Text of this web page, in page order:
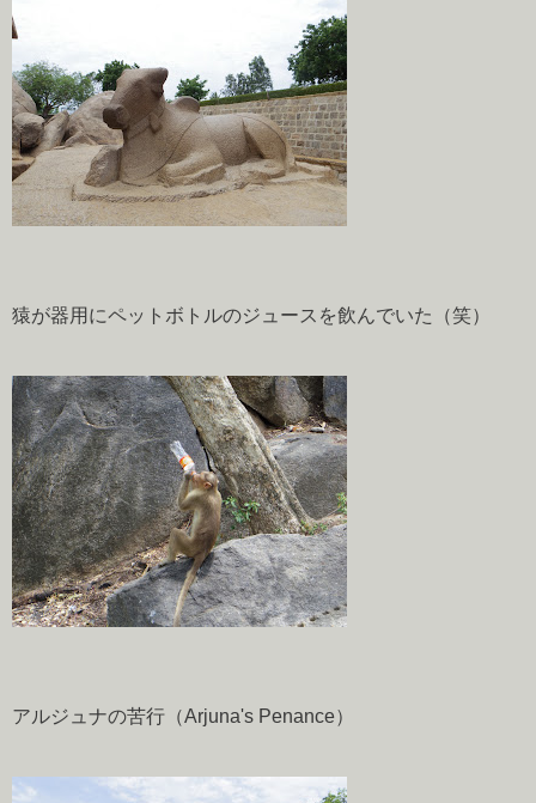
猿が器用にペットボトルのジュースを飲んでいた（笑）
アルジュナの苦行（Arjuna's Penance）